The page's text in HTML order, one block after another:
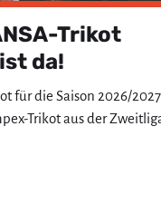
Trikot
da!
für die Saison 2026/
Trikot aus der